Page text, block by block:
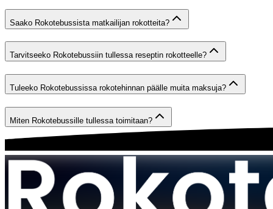
Saako Rokotebussista matkailijan rokotteita?
Tarvitseeko Rokotebussiin tullessa reseptin rokotteelle?
Tuleeko Rokotebussissa rokotehinnan päälle muita maksuja?
Miten Rokotebussille tullessa toimitaan?